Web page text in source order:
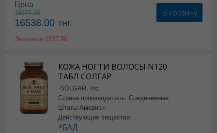
Цена
18375.56
16538.00 тнг.
Экономия 1837.56
В корзину
КОЖА НОГТИ ВОЛОСЫ N120
ТАБЛ СОЛГАР
-SOLGAR, Inc.
Страна производитель: Соединенные
Штаты Америки
Действующие вещества:
*БАД